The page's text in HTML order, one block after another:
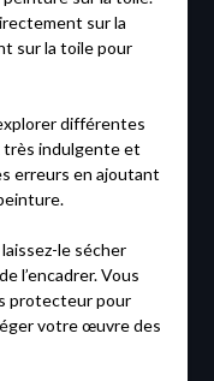
sur la
sur la toile pour
différentes
très indulgente et
erreurs en ajoutant
le sécher
l’encadrer. Vous
protecteur pour
votre œuvre des